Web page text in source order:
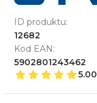
ID produktu:
12682
Kod EAN:
5902801243462
5.00